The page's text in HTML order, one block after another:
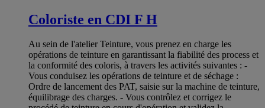
Coloriste en CDI F H
Au sein de l'atelier Teinture, vous prenez en charge les
opérations de teinture en garantissant la fiabilité des process et
la conformité des coloris, à travers les activités suivantes : -
Vous conduisez les opérations de teinture et de séchage :
Ordre de lancement des PAT, saisie sur la machine de teinture,
équilibrage des charges. - Vous contrôlez et corrigez le